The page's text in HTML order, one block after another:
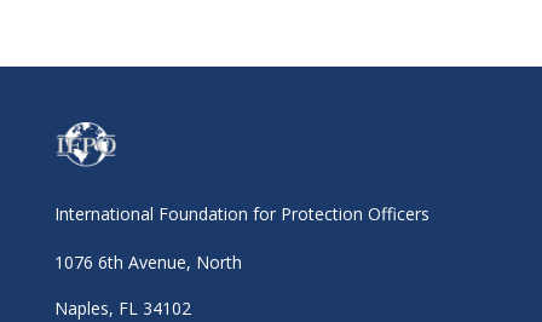
International Foundation for Protection Officers
1076 6th Avenue, North
Naples, FL 34102